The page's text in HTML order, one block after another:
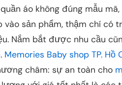
áo không đúng mẫu
sản phẩm, thậm chí có
Nắm bắt được nhu cầu
Memories Baby shop TP. Hồ
châm: sự an toàn cho